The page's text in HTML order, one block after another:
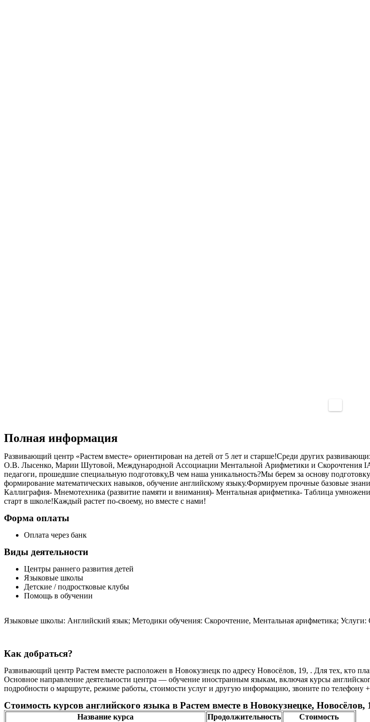
Полная информация
Развивающий центр «Растем вместе» ориентирован на детей от 5 лет и старше!Среди других
О.В. Лысенко, Марии Шутовой, Международной Ассоциации Ментальной Арифметики и Скорочтения
педагоги, прошедшие специальную подготовку,В чем наша уникальность?Мы берем за основу
формирование математических навыков, обучение английскому языку.Формируем прочные базовые
Каллиграфия- Мнемотехника (развитие памяти и внимания)- Ментальная арифметика- Таблица
старт в школе!Каждый растет по-своему, но вместе с нами!
Форма оплаты
Оплата через банк
Виды деятельности
Центры раннего развития детей
Языковые школы
Детские / подростковые клубы
Помощь в обучении
Языковые школы: Английский язык; Методики обучения: Скорочтение, Ментальная арифметика; Услуги:
Как добраться?
Развивающий центр Растем вместе расположен в Новокузнецк по адресу Новосёлов, 19, . Для тех, кто
Основное направление деятельности центра — обучение иностранным языкам, включая курсы
подробности о маршруте, режиме работы, стоимости услуг и другую информацию, звоните по телефону
Стоимость курсов английского языка в Растем вместе в Новокузнецке,
Название курса Продолжительность Стоимость